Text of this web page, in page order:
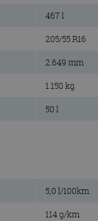
467 l
205/55 R16
2.649 mm
1.150 kg
50 l
5,0 l/100km
114 g/km